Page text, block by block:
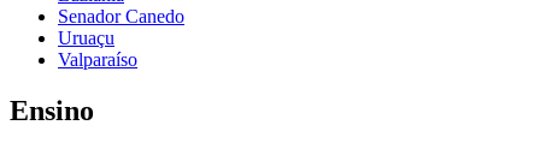
Senador Canedo
Uruaçu
Valparaíso
Ensino